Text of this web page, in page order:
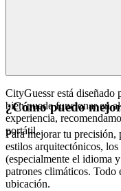
CityGuessr está diseñado
bien puede funcionar en
experiencia,
portátil.
¿Cómo puedo
Para mejorar tu precisión,
estilos arquitectónicos,
(especialmente el idioma
patrones climáticos. Todo
ubicación.